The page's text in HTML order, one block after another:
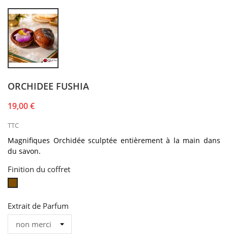
ORCHIDEE FUSHIA
19,00 €
TTC
Magnifiques Orchidéesculptée entièrement à la main dans
du savon.
Finition du coffret
Extrait de Parfum